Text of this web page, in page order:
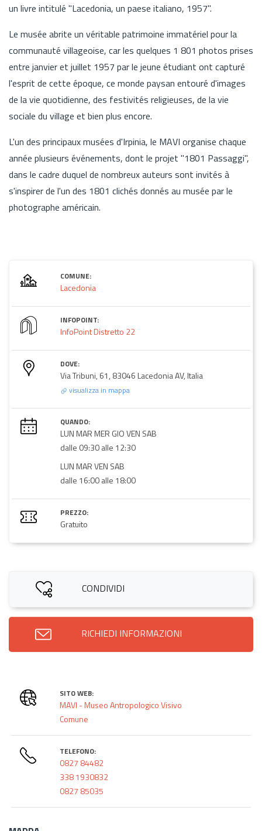
un livre intitulé "Lacedonia, un paese italiano, 1957".
Le musée abrite un véritable patrimoine immatériel pour la
communauté villageoise, car les quelques 1 801 photos prises
entre janvier et juillet 1957 par le jeune étudiant ont capturé
l'esprit de cette époque, ce monde paysan entouré d'images
de la vie quotidienne, des festivités religieuses, de la vie
sociale du village et bien plus encore.
L'un des principaux musées d'Irpinia, le MAVI organise chaque
année plusieurs événements, dont le projet "1801 Passaggi",
dans le cadre duquel de nombreux auteurs sont invités à
s'inspirer de l'un des 1801 clichés donnés au musée par le
photographe américain.
COMUNE:
Lacedonia
INFOPOINT:
InfoPoint Distretto 22
DOVE:
Via Tribuni, 61, 83046 Lacedonia AV, Italia
visualizza in mappa
QUANDO:
LUN MAR MER GIO VEN SAB
dalle 09:30 alle 12:30
LUN MAR VEN SAB
dalle 16:00 alle 18:00
PREZZO:
Gratuito
CONDIVIDI
RICHIEDI INFORMAZIONI
SITO WEB:
MAVI - Museo Antropologico Visivo
Comune
TELEFONO:
0827 84482
338 1930832
0827 85035